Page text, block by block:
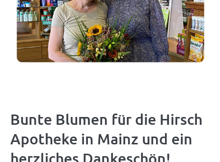
Bunte Blumen für die Hirsch
Apotheke in Mainz und ein
herzliches Dankeschön!